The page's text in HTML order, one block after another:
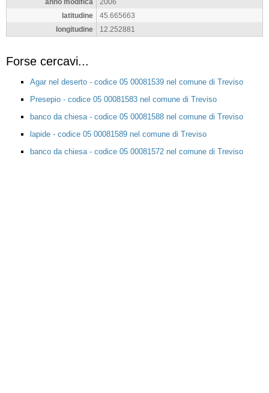
indirizzo
Via Carlo Alberto
ente schedatore
S76
catalogazione
ARTPAST/ Cailotto C. (2006), Referente
anno creazione
anno modifica
2006
latitudine
45.665663
longitudine
12.252881